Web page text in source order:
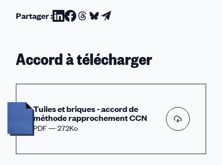
Partager :Partager
Linkedin
Partager
Facebook
Partager
Threads
Partager
Bluesky
Partager
email
Accord à télécharger
Tuiles et briques - accord de
méthode rapprochement CCN
PDF — 272Ko